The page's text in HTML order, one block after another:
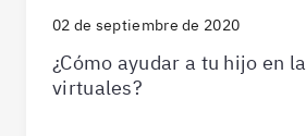
02 de septiembre de 2020
¿Cómo ayudar a tu hijo en
virtuales?